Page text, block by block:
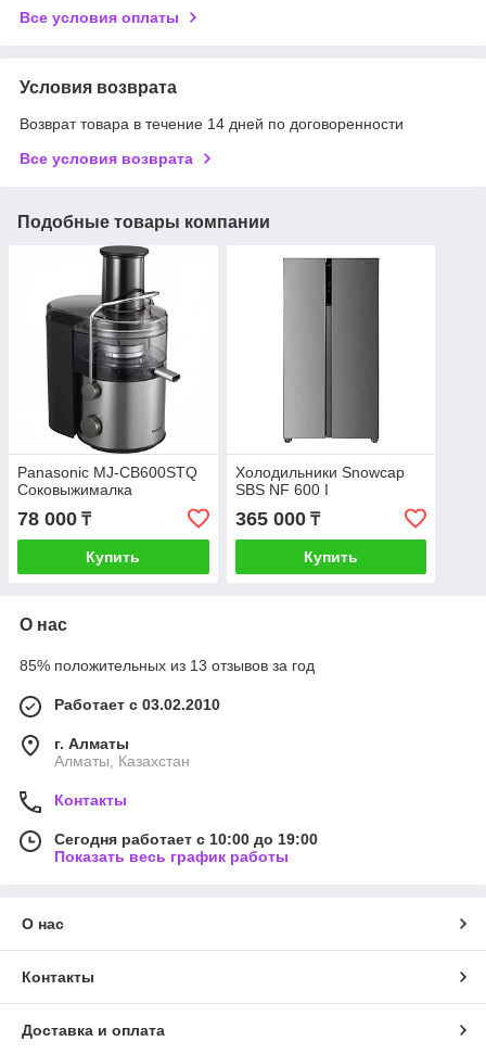
Все условия оплаты
Условия возврата
Возврат товара в течение 14 дней по договоренности
Все условия возврата
Подобные товары компании
Panasonic MJ-CB600STQ
Соковыжималка
78 000 ₸
Купить
Холодильники Snowcap
SBS NF 600 I
365 000₸
Купить
О нас
85% положительных из 13 отзывов за год
Работает с 03.02.2010
г. Алматы
Алматы, Казахстан
Контакты
Сегодня работает с 10:00 до 19:00
Показать весь график работы
О нас
Контакты
Доставка и оплата